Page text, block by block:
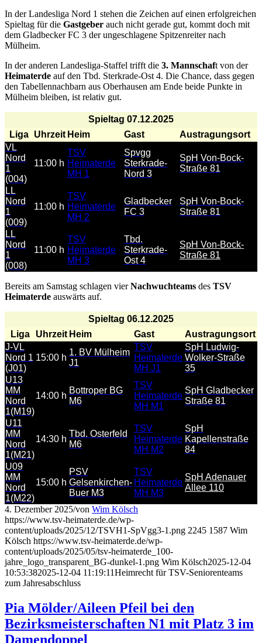
In der Landesliga Nord 1 stehen die Zeichen auf einen erfolgreichen
Spieltag für die Gastgeber auch nicht gerade gut, kommt doch mit
dem Gladbecker FC 3 der ungeschlagene Spitzenreiter nach
Mülheim.
In der anderen Landesliga-Staffel trifft die 3. Mannschaft von der
Heimaterde auf den Tbd. Sterkrade-Ost 4. Die Chance, dass gegen
den Tabellennachbarn aus Oberhausen am Ende beide Punkte in
Mülheim bleiben, ist relativ gut.
Spieltag 07.12.2025
Liga Uhrzeit Heim Gast
Austragungsort
VL
Nord
1
(004)
11:00 h
TSV
Heimaterde
MH 1
Spvgg
Sterkrade-
Nord 3
SpH Von-Bock-
Straße 81
LL
Nord
1
(009)
11:00 h
TSV
Heimaterde
MH 2
Gladbecker
FC 3
SpH Von-Bock-
Straße 81
LL
Nord
1
(008)
11:00 h
TSV
Heimaterde
MH 3
Tbd.
Sterkrade-
Ost 4
SpH Von-Bock-
Straße 81
Bereits am Samstag schlagen vierNachwuchteams des TSV
Heimaterde auswärts auf.
Spieltag 06.12.2025
Liga
Uhrzeit Heim Gast
Austragungsort
J-VL
Nord 1
(J01)
15:00 h
1. BV Mülheim
J1
TSV
Heimaterde
MH J1
SpH Ludwig-
Wolker-Straße
35
U13
MM
Nord
1(M19)
14:00 h
Bottroper BG
M6
TSV
Heimaterde
MH M1
SpH Gladbecker
Straße 81
U11
MM
Nord
1(M21)
14:30 h
Tbd. Osterfeld
M6
TSV
Heimaterde
MH M2
SpH
Kapellenstraße
84
U09
MM
Nord
1(M22)
15:00 h
PSV
Gelsenkirchen-
Buer M3
TSV
Heimaterde
MH M3
SpH Adenauer
Allee 110
4. Dezember 2025/von Wim Kölsch
https://www.tsv-heimaterde.de/wp-
content/uploads/2025/12/TSVH1-SpVgg3-1.png 2245 1587 Wim
Kölsch https://www.tsv-heimaterde.de/wp-
content/uploads/2025/05/tsv-heimaterde_100-
jahre_logo_transparent_BG-dunkel-1.png Wim Kölsch2025-12-04
10:53:382025-12-04 11:19:11Heimrecht für TSV-Seniorenteams
zum Jahresabschluss
Pia Mölder/Aileen Pfeil bei den
Bezirksmeisterschaften N1 mit Platz 3 im
Damendoppel